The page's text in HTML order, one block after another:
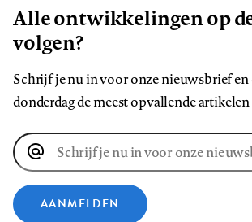
Alle ontwikkelingen op
volgen?
Schrijf je nu in voor onze nieuwsbrief en
donderdag de meest opvallende
E-
mailadres
AANMELDEN